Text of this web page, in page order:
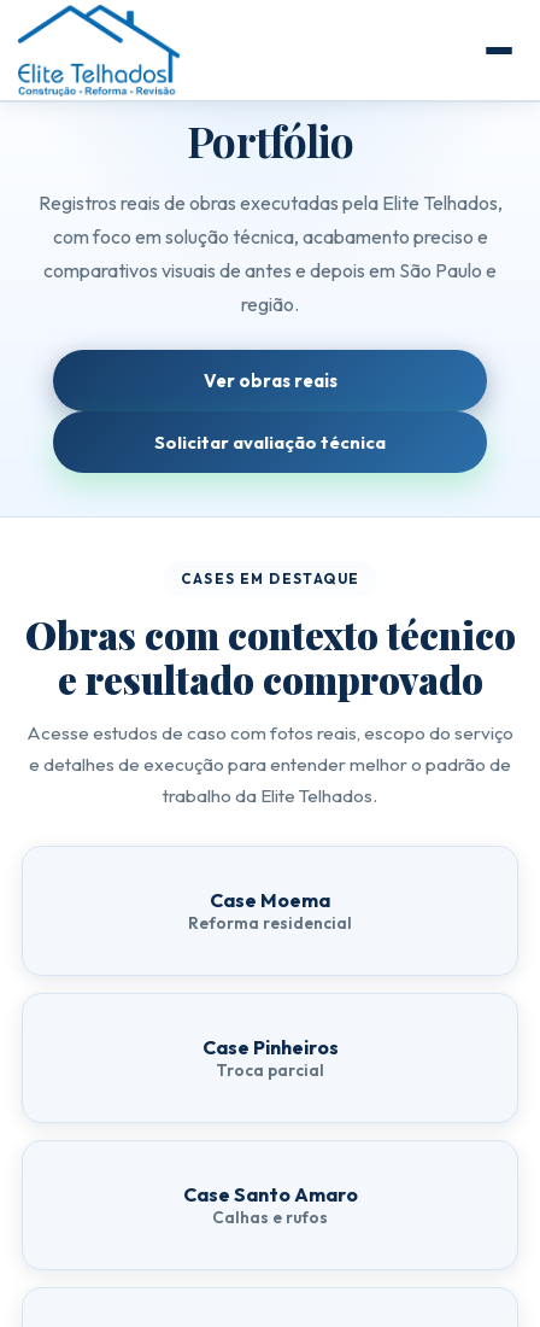
Elite Telhados
Sobre a Elite Telhados
Telhados Comerciais e Industriais
Telhados de Prédios e Condomínios
Manutenção Preventiva de Telhados
Guia de Telhados para Empresas e Facilities
Steel Frame Estrutura Metálica
Subcobertura Térmica Telhados Residenciais
Calhas e Rufos Remoção de Amianto
TIPOS DE TELHAS
Termoacústico Sanduíche Telhas de Fibrocimento
Telhas Portuguesas Telhas Romanas
Telhas Americanas Telhas de Concreto
Telhas Shingle
Dicas Elite Telhados Tipos de Telha: guia central
Comparativo de Telhas
Preço de Reforma de Telhado
Atendimento Portfólio Cases Reais
Portfólio
Registros reais de obras executadas pela Elite Telhados,
com foco em solução técnica, acabamento preciso e
comparativos visuais de antes e depois em São Paulo e
região.
Ver obras reais
Solicitar avaliação técnica
CASES EM DESTAQUE
Obras com contexto técnico
e resultado comprovado
Acesse estudos de caso com fotos reais, escopo do serviço
e detalhes de execução para entender melhor o padrão de
trabalho da Elite Telhados.
Case Moema
Reforma residencial
Case Pinheiros
Troca parcial
Case Santo Amaro
Calhas e rufos